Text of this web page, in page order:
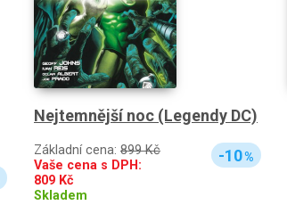
Nejtemnější noc (Legendy DC)
Základní cena: 899 Kč
Vaše cena s DPH:
809 Kč
Skladem
-10%